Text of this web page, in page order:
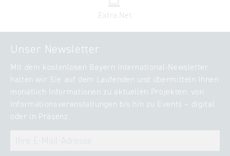
Extra.Net
Unser Newsletter
Mit dem kostenlosen Bayern International-Newsletter
halten wir Sie auf dem Laufenden und übermitteln Ihnen
monatlich Informationen zu aktuellen Projekten: von
Informationsveranstaltungen bis hin zu Events – digital
oder in Präsenz.